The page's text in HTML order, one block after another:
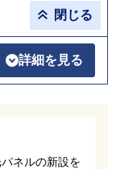
閉じる
詳細を見る
ネルの新設を